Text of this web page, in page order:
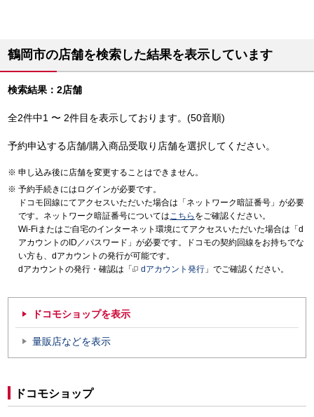
鶴岡市の店舗を検索した結果を表示しています
検索結果：2店舗
全2件中1 〜 2件目を表示しております。(50音順)
予約申込する店舗/購入商品受取り店舗を選択してください。
申し込み後に店舗を変更することはできません。
予約手続きにはログインが必要です。
ドコモ回線にてアクセスいただいた場合は「ネットワーク暗証番号」が必要
です。ネットワーク暗証番号についてはこちら をご確認ください。
Wi-Fiまたはご自宅のインターネット環境にてアクセスいただいた場合は「d
アカウントのID／パスワード」が必要です。ドコモの契約回線をお持ちでな
い方も、dアカウントの発行が可能です。
dアカウントの発行・確認は「
dアカウント発行 」でご確認ください。
ドコモショップを表示
量販店などを表示
ドコモショップ